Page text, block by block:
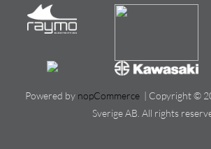
Powered by nopCommerce | Copyright ©
Sverige AB. All rights